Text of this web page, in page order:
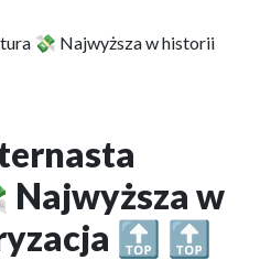
💸 Najwyższa w historii
w
🔝 🔝